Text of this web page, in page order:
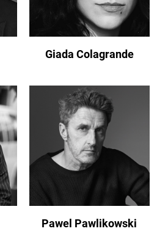
Giada Colagrande
Pawel Pawlikowski